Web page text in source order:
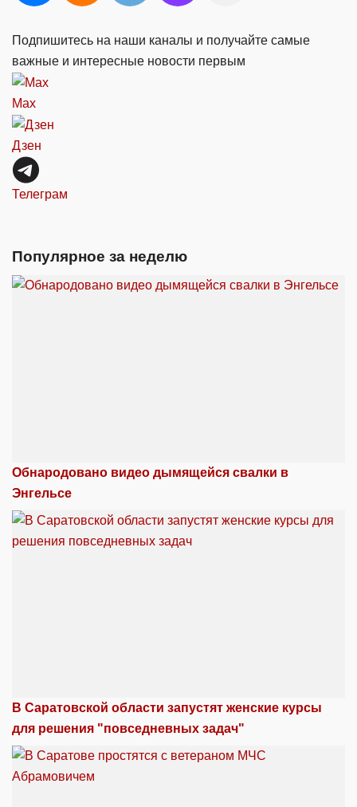
Подпишитесь на наши каналы и получайте самые
важные и интересные новости первым
Max
Дзен
Телеграм
Популярное за неделю
Обнародовано видео дымящейся свалки в
Энгельсе
В Саратовской области запустят женские курсы
для решения "повседневных задач"